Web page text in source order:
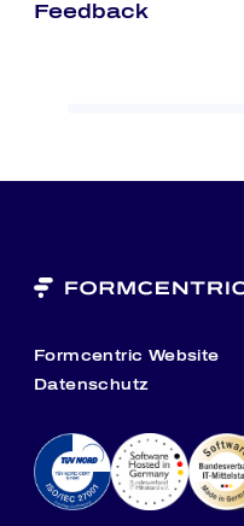
Feedback
Formcentric Website
Datenschutz